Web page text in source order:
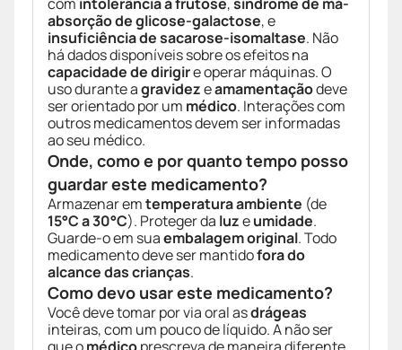
absorção de glicose-galactose, e
insuficiência de sacarose-isomaltase. Não
há dados disponíveis sobre os efeitos na
capacidade de dirigire operar máquinas. O
uso durante agravidezeamamentaçãodeve
ser orientado por um médico. Interações com
outros medicamentos devem ser informadas
ao seu médico.
Onde, como e por quanto tempo posso
guardar este medicamento?
Armazenar emtemperatura ambiente (de
15°C a 30°C). Proteger da luzeumidade.
Guarde-o em suaembalagem original. Todo
medicamento deve ser mantidofora do
alcance das crianças.
Como devo usar este medicamento?
Você deve tomar por via oral asdrágeas
inteiras, com um pouco de líquido. A não ser